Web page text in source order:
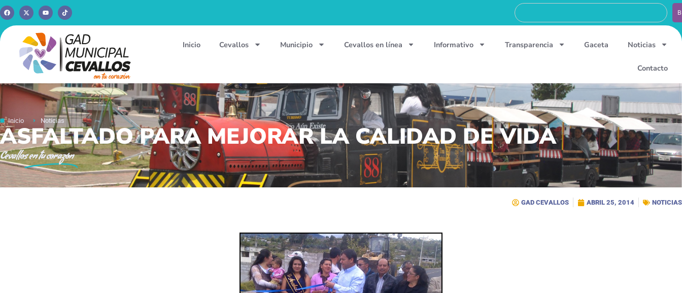
Inicio Cevallos Municipio Cevallos en línea Informativo Transparencia Gaceta Noticias
Contacto
Inicio Noticias
ASFALTADO PARA MEJORAR LA CALIDAD DE VIDA
Cevallosen tu corazón
GAD CEVALLOS ABRIL 25, 2014 NOTICIAS